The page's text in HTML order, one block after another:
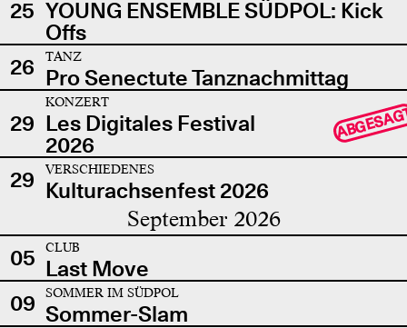
25 YOUNG ENSEMBLE SÜDPOL: Kick
Offs
26
TANZ
Pro Senectute Tanznachmittag
29
KONZERT
Les Digitales Festival
2026
29 VERSCHIEDENES
Kulturachsenfest 2026
September 2026
05 CLUB
Last Move
09
SOMMER IM SÜDPOL
Sommer-Slam